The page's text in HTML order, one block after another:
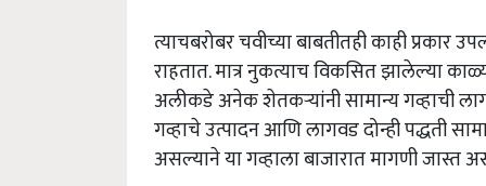
त्याचबरोबर चवीच्या बाबतीतही काही प्रकार
राहतात. मात्र नुकत्याच विकसित झालेल्या
अलीकडे अनेक शेतकऱ्यांनी सामान्य गव्हाची
गव्हाचे उत्पादन आणि लागवड दोन्ही पद्धती
असल्याने या गव्हाला बाजारात मागणी